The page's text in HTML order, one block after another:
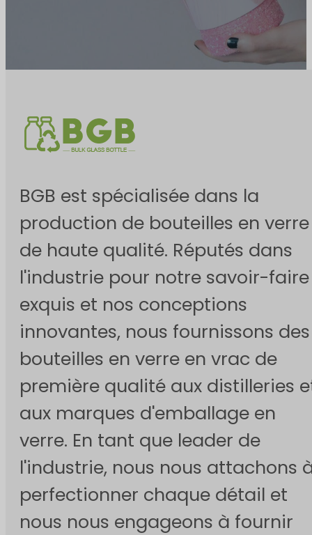
BGB est spécialisée dans la
production de bouteilles en verre
de haute qualité. Réputés dans
l'industrie pour notre savoir-faire
exquis et nos conceptions
innovantes, nous fournissons des
bouteilles en verre en vrac de
première qualité aux distilleries
aux marques d'emballage en
verre. En tant que leader de
l'industrie, nous nous attachons
perfectionner chaque détail et
nous nous engageons à fournir